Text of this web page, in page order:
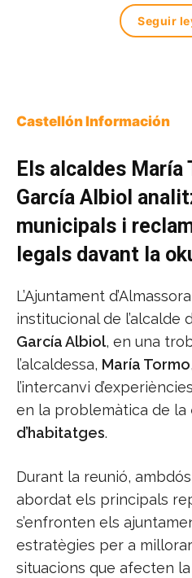
Seguir
Castellón Información
Els alcaldes María
García Albiol
municipals i
legals davant la
L’Ajuntament
institucional de l’alcalde
García Albiol, en una
l’alcaldessa, María Tormo
l’intercanvi
en la problemàtica de la
d’habitatges.
Durant la reunió,
abordat els principals
s’enfronten els
estratègies per a
situacions que afecten